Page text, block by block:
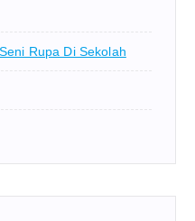
Rupa Di Sekolah